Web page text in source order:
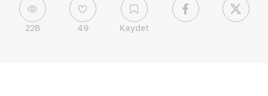
22B 49 Kaydet